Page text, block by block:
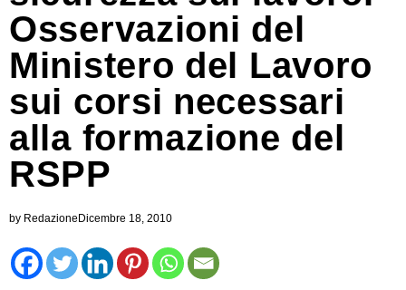
Osservazioni del
Ministero del Lavoro
sui corsi necessari
alla formazione del
RSPP
by Redazione Dicembre 18, 2010